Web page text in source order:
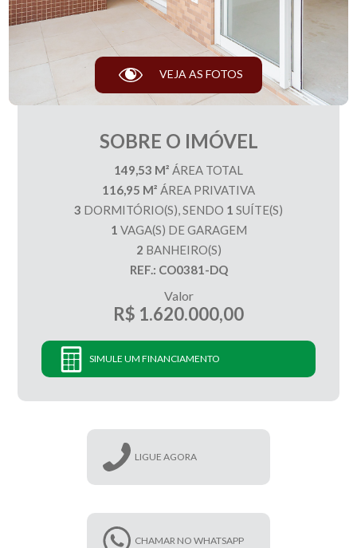
VEJA AS FOTOS
SOBRE O IMÓVEL
149,53 M² ÁREA TOTAL
116,95 M² ÁREA PRIVATIVA
3 DORMITÓRIO(S), SENDO 1 SUÍTE(S)
1 VAGA(S) DE GARAGEM
2 BANHEIRO(S)
REF.: CO0381-DQ
Valor
R$ 1.620.000,00
SIMULE UM FINANCIAMENTO
LIGUE AGORA
CHAMAR NO WHATSAPP